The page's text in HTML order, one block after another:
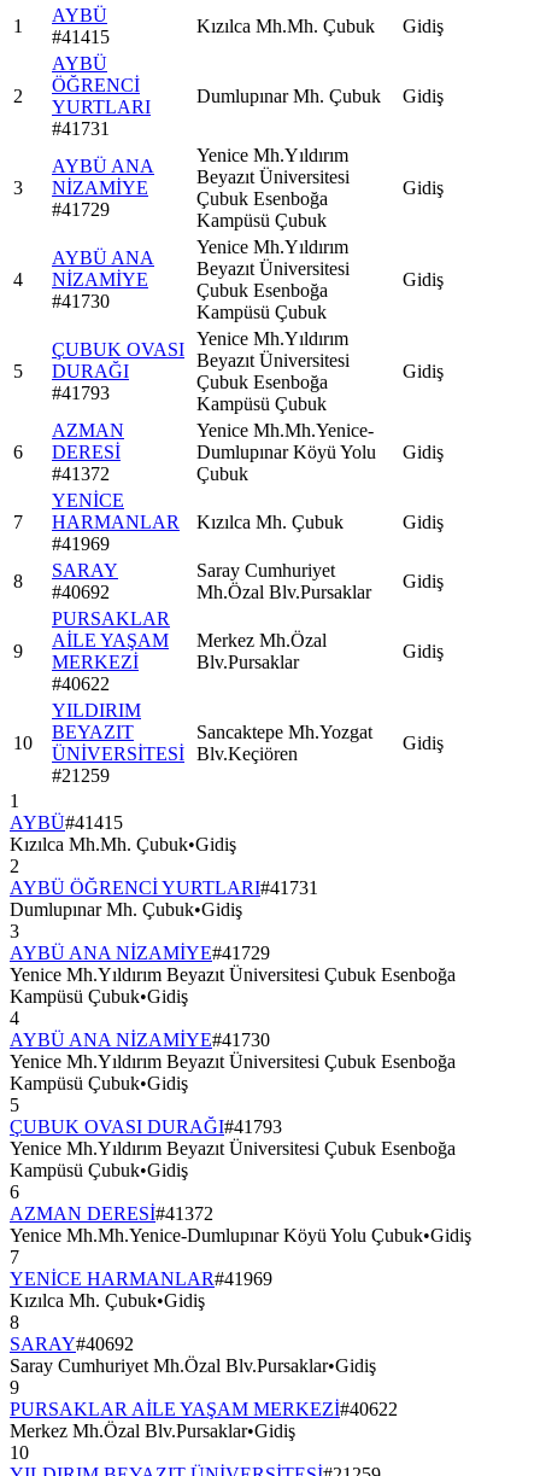
1
AYBÜ
#41415
Kızılca Mh.Mh. Çubuk Gidiş
2
AYBÜ
ÖĞRENCİ
YURTLARI
#41731
Dumlupınar Mh. Çubuk Gidiş
3
AYBÜ ANA
NİZAMİYE
#41729
Yenice Mh.Yıldırım
Beyazıt Üniversitesi
Çubuk Esenboğa
Kampüsü Çubuk
Gidiş
4
AYBÜ ANA
NİZAMİYE
#41730
Yenice Mh.Yıldırım
Beyazıt Üniversitesi
Çubuk Esenboğa
Kampüsü Çubuk
Gidiş
5
ÇUBUK OVASI
DURAĞI
#41793
Yenice Mh.Yıldırım
Beyazıt Üniversitesi
Çubuk Esenboğa
Kampüsü Çubuk
Gidiş
6
AZMAN
DERESİ
#41372
Yenice Mh.Mh.Yenice-
Dumlupınar Köyü Yolu
Çubuk
Gidiş
7
YENİCE
HARMANLAR
#41969
Kızılca Mh. Çubuk Gidiş
8
SARAY
#40692
Saray Cumhuriyet
Mh.Özal Blv.Pursaklar
Gidiş
9
PURSAKLAR
AİLE YAŞAM
MERKEZİ
#40622
Merkez Mh.Özal
Blv.Pursaklar
Gidiş
10
YILDIRIM
BEYAZIT
ÜNİVERSİTESİ
#21259
Sancaktepe Mh.Yozgat
Blv.Keçiören
Gidiş
1
AYBÜ#41415
Kızılca Mh.Mh. Çubuk•Gidiş
2
AYBÜ ÖĞRENCİ YURTLARI#41731
Dumlupınar Mh. Çubuk•Gidiş
3
AYBÜ ANA NİZAMİYE#41729
Yenice Mh.Yıldırım Beyazıt Üniversitesi Çubuk Esenboğa
Kampüsü Çubuk•Gidiş
4
AYBÜ ANA NİZAMİYE#41730
Yenice Mh.Yıldırım Beyazıt Üniversitesi Çubuk Esenboğa
Kampüsü Çubuk•Gidiş
5
ÇUBUK OVASI DURAĞI#41793
Yenice Mh.Yıldırım Beyazıt Üniversitesi Çubuk Esenboğa
Kampüsü Çubuk•Gidiş
6
AZMAN DERESİ#41372
Yenice Mh.Mh.Yenice-Dumlupınar Köyü Yolu Çubuk•Gidiş
7
YENİCE HARMANLAR#41969
Kızılca Mh. Çubuk•Gidiş
8
SARAY#40692
Saray Cumhuriyet Mh.Özal Blv.Pursaklar•Gidiş
9
PURSAKLAR AİLE YAŞAM MERKEZİ#40622
Merkez Mh.Özal Blv.Pursaklar•Gidiş
10